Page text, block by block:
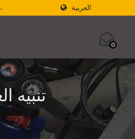
العربية
0